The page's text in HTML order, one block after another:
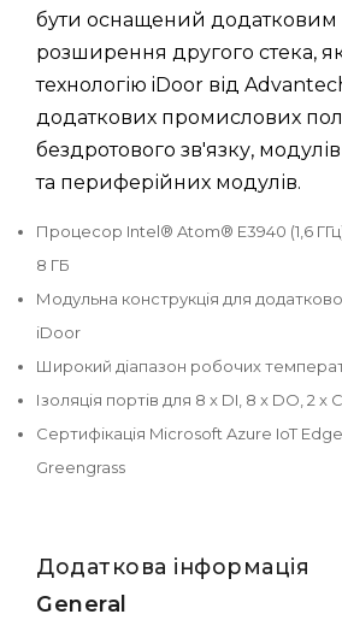
бути оснащений додатковим
розширення другого стека,
технологію iDoor від
додаткових промислових
бездротового зв'язку,
та периферійних модулів.
Процесор Intel® Atom® E3940 (1,6
8 ГБ
Модульна конструкція для
iDoor
Широкий діапазон робочих
Ізоляція портів для 8 x DI, 8 x DO, 2 x
Сертифікація Microsoft Azure IoT
Greengrass
Додаткова інформація
General